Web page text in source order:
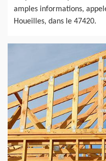
amples informations,
Houeilles, dans le 47420.